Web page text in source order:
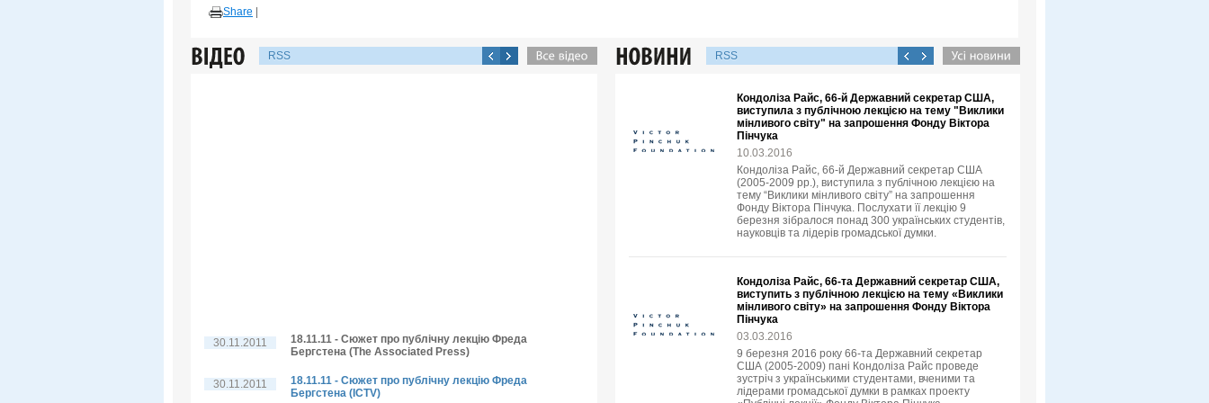
Share
RSS
30.11.2011
18.11.11 - Сюжет про публічну лекцію Фреда
Бергстена (The Associated Press)
30.11.2011
18.11.11 - Сюжет про публічну лекцію Фреда
Бергстена (ICTV)
RSS
Кондоліза Райс, 66-й Державний секретар США,
виступила з публічною лекцією на тему "Виклики
мінливого світу" на запрошення Фонду Віктора
Пінчука
10.03.2016
Кондоліза Райс, 66-й Державний секретар США
(2005-2009 рр.), виступила з публічною лекцією на
тему “Виклики мінливого світу” на запрошення
Фонду Віктора Пінчука. Послухати її лекцію 9
березня зібралося понад 300 українських студентів,
науковців та лідерів громадської думки.
Кондоліза Райс, 66-та Державний секретар США,
виступить з публічною лекцією на тему «Виклики
мінливого світу» на запрошення Фонду Віктора
Пінчука
03.03.2016
9 березня 2016 року 66-та Державний секретар
США (2005-2009) пані Кондоліза Райс проведе
зустріч з українськими студентами, вченими та
лідерами громадської думки в рамках проекту